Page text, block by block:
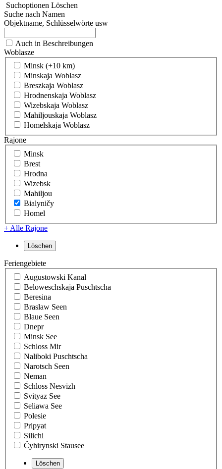
Suchoptionen Löschen
Suche nach Namen
Objektname, Schlüsselwörte usw
Auch in Beschreibungen
Woblasze
Minsk (+10 km)
Minskaja Woblasz
Breszkaja Woblasz
Hrodnenskaja Woblasz
Wizebskaja Woblasz
Mahiljouskaja Woblasz
Homelskaja Woblasz
Rajone
Minsk
Brest
Hrodna
Wizebsk
Mahiljou
Bialyničy
Homel
+ Alle Rajone
Feriengebiete
Augustowski Kanal
Beloweschskaja Puschtscha
Beresina
Braslaw Seen
Blaue Seen
Dnepr
Minsk See
Schloss Mir
Naliboki Puschtscha
Narotsch Seen
Neman
Schloss Nesvizh
Svityaz See
Seliawa See
Polesie
Pripyat
Silichi
Čyhirynski Stausee